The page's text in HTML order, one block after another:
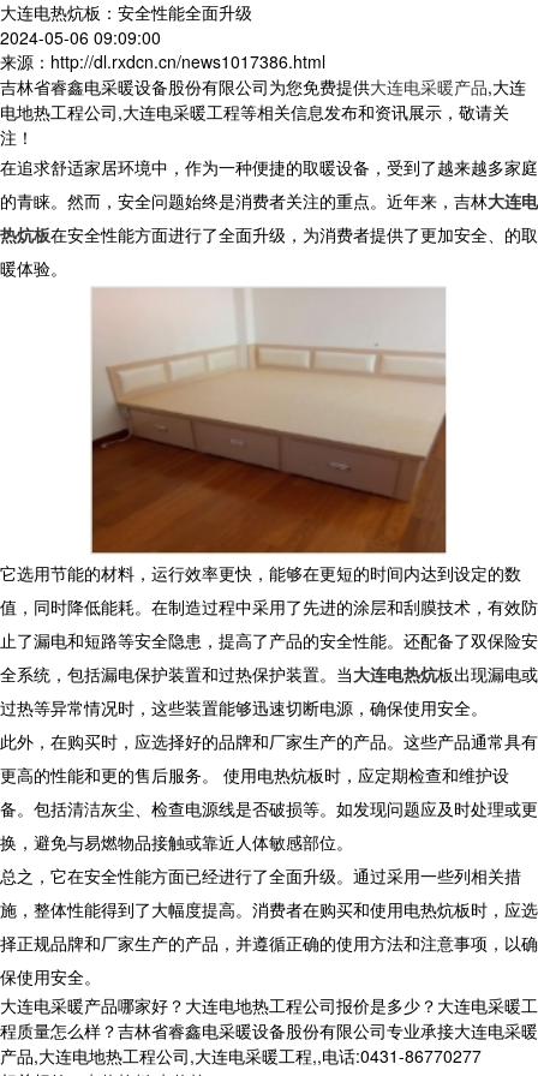
大连电热炕板：安全性能全面升级
2024-05-06 09:09:00
来源：http://dl.rxdcn.cn/news1017386.html
吉林省睿鑫电采暖设备股份有限公司为您免费提供大连电采暖产品,大连
电地热工程公司,大连电采暖工程等相关信息发布和资讯展示，敬请关
注！
在追求舒适家居环境中，作为一种便捷的取暖设备，受到了越来越多家庭
的青睐。然而，安全问题始终是消费者关注的重点。近年来，吉林大连电
热炕板在安全性能方面进行了全面升级，为消费者提供了更加安全、的取
暖体验。
它选用节能的材料，运行效率更快，能够在更短的时间内达到设定的数
值，同时降低能耗。在制造过程中采用了先进的涂层和刮膜技术，有效防
止了漏电和短路等安全隐患，提高了产品的安全性能。还配备了双保险安
全系统，包括漏电保护装置和过热保护装置。当大连电热炕板出现漏电或
过热等异常情况时，这些装置能够迅速切断电源，确保使用安全。
此外，在购买时，应选择好的品牌和厂家生产的产品。这些产品通常具有
更高的性能和更的售后服务。 使用电热炕板时，应定期检查和维护设
备。包括清洁灰尘、检查电源线是否破损等。如发现问题应及时处理或更
换，避免与易燃物品接触或靠近人体敏感部位。
总之，它在安全性能方面已经进行了全面升级。通过采用一些列相关措
施，整体性能得到了大幅度提高。消费者在购买和使用电热炕板时，应选
择正规品牌和厂家生产的产品，并遵循正确的使用方法和注意事项，以确
保使用安全。
大连电采暖产品哪家好？大连电地热工程公司报价是多少？大连电采暖工
程质量怎么样？吉林省睿鑫电采暖设备股份有限公司专业承接大连电采暖
产品,大连电地热工程公司,大连电采暖工程,,电话:0431-86770277